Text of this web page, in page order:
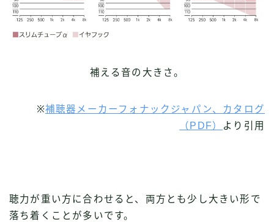
補える音の大きさ。
※補聴器メーカーフォナックジャパン、カタログ
（PDF）
より引用
聴力が重い方に合わせると、両方とも少し大きい形で
落ち着くことが多いです。